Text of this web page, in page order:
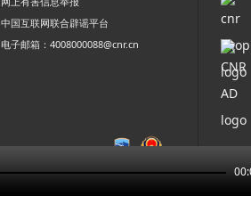
中国互联网联合辟谣平台
电子邮箱：4008000088@cnr.cn